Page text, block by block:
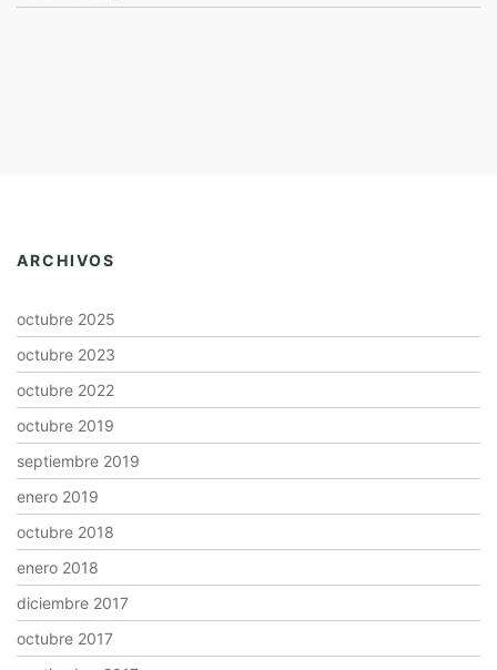
ARCHIVOS
octubre 2025
octubre 2023
octubre 2022
octubre 2019
septiembre 2019
enero 2019
octubre 2018
enero 2018
diciembre 2017
octubre 2017